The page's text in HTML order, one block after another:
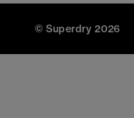
© Superdry 2026